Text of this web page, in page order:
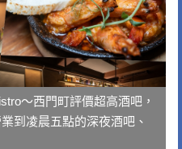
～西門町評價超高酒吧，
到凌晨五點的深夜酒吧、